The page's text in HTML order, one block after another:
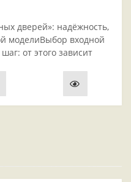
дверей»: надёжность,
моделиВыбор входной
от этого зависит